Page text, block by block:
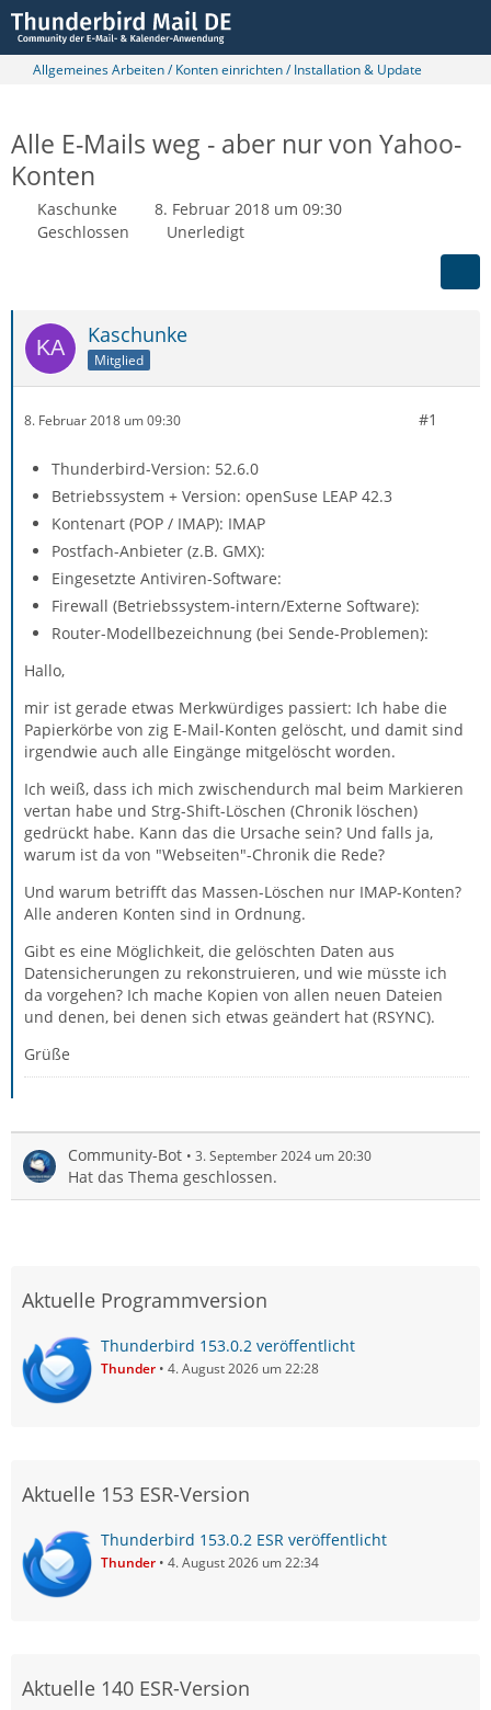
Allgemeines Arbeiten / Konten einrichten / Installation & Update
Alle E-Mails weg - aber nur von Yahoo-
Konten
Kaschunke
8. Februar 2018 um 09:30
Geschlossen
Unerledigt
Kaschunke
Mitglied
8. Februar 2018 um 09:30 #1
Thunderbird-Version: 52.6.0
Betriebssystem + Version: openSuse LEAP 42.3
Kontenart (POP / IMAP): IMAP
Postfach-Anbieter (z.B. GMX):
Eingesetzte Antiviren-Software:
Firewall (Betriebssystem-intern/Externe Software):
Router-Modellbezeichnung (bei Sende-Problemen):
Hallo,
mir ist gerade etwas Merkwürdiges passiert: Ich habe die
Papierkörbe von zig E-Mail-Konten gelöscht, und damit sind
irgendwie auch alle Eingänge mitgelöscht worden.
Ich weiß, dass ich mich zwischendurch mal beim Markieren
vertan habe und Strg-Shift-Löschen (Chronik löschen)
gedrückt habe. Kann das die Ursache sein? Und falls ja,
warum ist da von "Webseiten"-Chronik die Rede?
Und warum betrifft das Massen-Löschen nur IMAP-Konten?
Alle anderen Konten sind in Ordnung.
Gibt es eine Möglichkeit, die gelöschten Daten aus
Datensicherungen zu rekonstruieren, und wie müsste ich
da vorgehen? Ich mache Kopien von allen neuen Dateien
und denen, bei denen sich etwas geändert hat (RSYNC).
Grüße
Community-Bot 3. September 2024 um 20:30
Hat das Thema geschlossen.
Aktuelle Programmversion
Thunderbird 153.0.2 veröffentlicht
Thunder 4. August 2026 um 22:28
Aktuelle 153 ESR-Version
Thunderbird 153.0.2 ESR veröffentlicht
Thunder 4. August 2026 um 22:34
Aktuelle 140 ESR-Version